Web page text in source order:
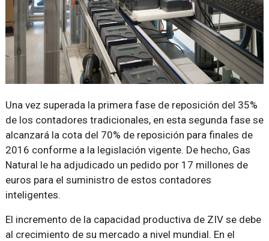
Una vez superada la primera fase de reposición del 35%
de los contadores tradicionales, en esta segunda fase se
alcanzará la cota del 70% de reposición para finales de
2016 conforme a la legislación vigente. De hecho, Gas
Natural le ha adjudicado un pedido por 17 millones de
euros para el suministro de estos contadores
inteligentes.
El incremento de la capacidad productiva de ZIV se debe
al crecimiento de su mercado a nivel mundial. En el